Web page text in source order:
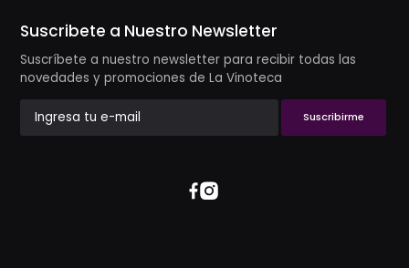
Suscribete a Nuestro Newsletter
Suscríbete a nuestro newsletter para recibir todas las
novedades y promociones de La Vinoteca
Suscribirme